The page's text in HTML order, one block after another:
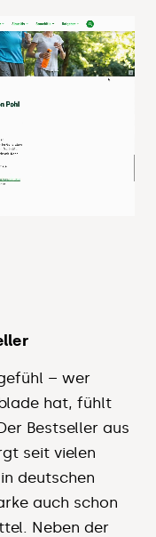
– wer
hat, fühlt
Bestseller aus
seit vielen
deutschen
auch schon
Neben der